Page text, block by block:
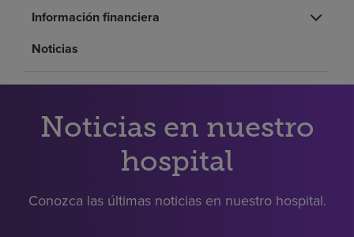
Inversores
Pagar mi factura
Información financiera
Noticias
Noticias en nuestro
hospital
Conozca las últimas noticias en nuestro hospital.